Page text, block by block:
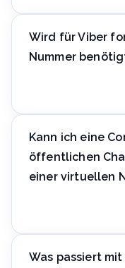
Verknüpfung
keine zusätzliche
Wird für Viber
Nummer
privaten Konto ist
Kann ich eine
öffentlichen
einer virtuellen
kennzeichnet den
Was passiert